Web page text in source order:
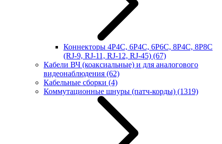
Коннекторы 4P4C, 6P4C, 6P6C, 8P4C, 8P8C
(RJ-9, RJ-11, RJ-12, RJ-45) (67)
Кабели ВЧ (коаксиальные) и для аналогового
видеонаблюдения (62)
Кабельные сборки (4)
Коммутационные шнуры (патч-корды) (1319)